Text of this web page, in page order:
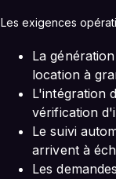
Les exigences
La
location à
L'intégration
vérification
Le suivi
arrivent à
Les